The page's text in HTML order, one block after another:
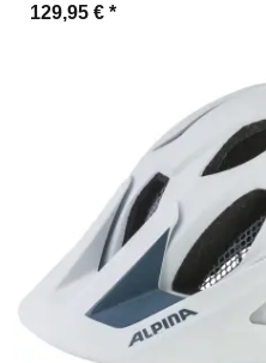
129,95 € *